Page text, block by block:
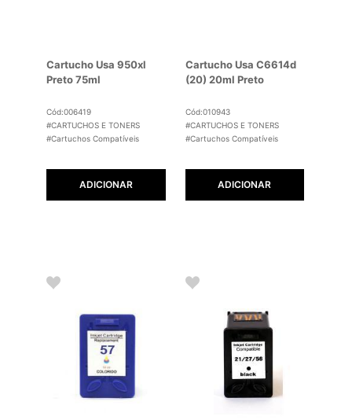
Cartucho Usa 950xl
Preto 75ml
Cód:006419
#CARTUCHOS E TONERS
#Cartuchos Compatíveis
ADICIONAR
Cartucho Usa C6614d
(20) 20ml Preto
Cód:010943
#CARTUCHOS E TONERS
#Cartuchos Compatíveis
ADICIONAR